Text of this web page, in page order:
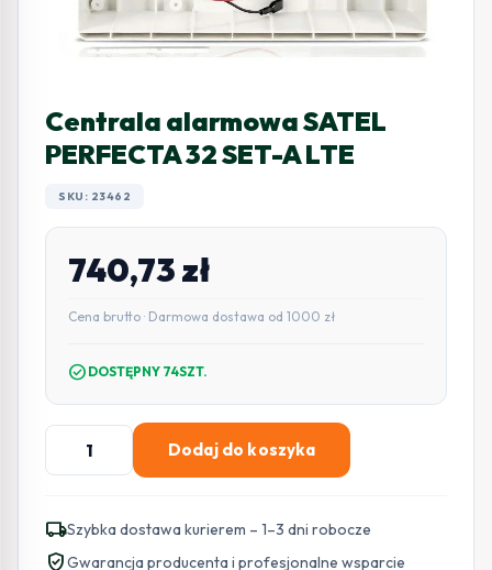
Centrala alarmowa SATEL
PERFECTA 32 SET-A LTE
SKU: 23462
740,73zł
Cena brutto · Darmowa dostawa od 1000 zł
check_circle DOSTĘPNY 74SZT.
ilość
Centrala
SATEL
PERFECTA
Dodaj do koszyka
local_shippingSzybka dostawa kurierem – 1–3 dni robocze
verified_userGwarancja producenta i profesjonalne wsparcie